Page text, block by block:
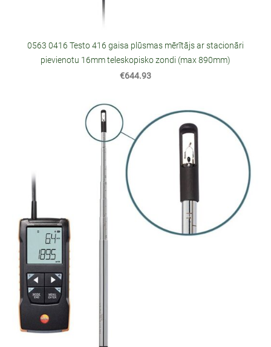
0563 0416 Testo 416 gaisa plūsmas mērītājs ar stacionāri
pievienotu 16mm teleskopisko zondi (max 890mm)
€644.93